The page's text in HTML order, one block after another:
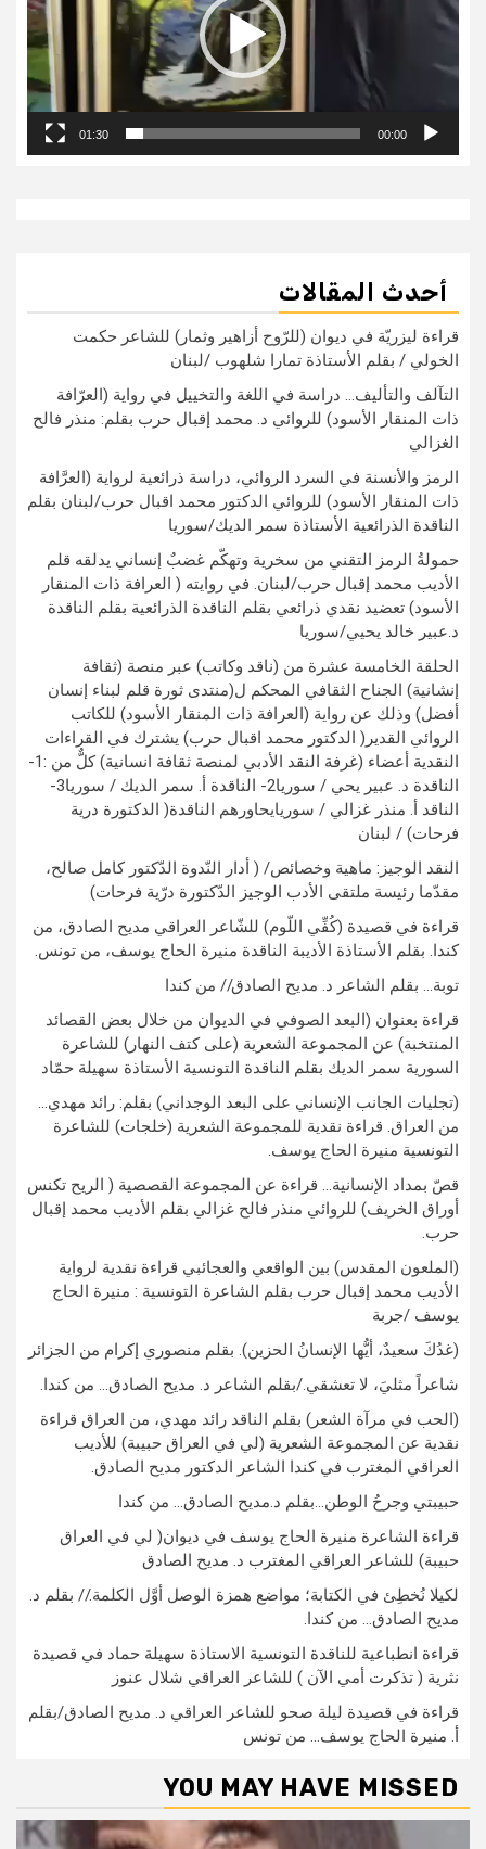
00:00
01:30
أحدث المقالات
قراءة ليزريّة في ديوان (للرّوح أزاهير وثمار) للشاعر حكمت
الخولي / بقلم الأستاذة تمارا شلهوب /لبنان
التآلف والتأليف… دراسة في اللغة والتخييل في رواية (العرّافة
ذات المنقار الأسود) للروائي د. محمد إقبال حرب بقلم: منذر فالح
الغزالي
الرمز والأنسنة في السرد الروائي، دراسة ذرائعية لرواية (العرَّافة
ذات المنقار الأسود) للروائي الدكتور محمد اقبال حرب/لبنان بقلم
الناقدة الذرائعية الأستاذة سمر الديك/سوريا
حمولةُ الرمز التقني من سخرية وتهكّم غضبٌ إنساني يدلقه قلم
الأديب محمد إقبال حرب/لبنان. في روايته ( العرافة ذات المنقار
الأسود) تعضيد نقدي ذرائعي بقلم الناقدة الذرائعية بقلم الناقدة
د.عبير خالد يحيي/سوريا
الحلقة الخامسة عشرة من (ناقد وكاتب) عبر منصة (ثقافة
إنشانية) الجناح الثقافي المحكم ل(منتدى ثورة قلم لبناء إنسان
أفضل) وذلك عن رواية (العرافة ذات المنقار الأسود) للكاتب
الروائي القدير( الدكتور محمد اقبال حرب) يشترك في القراءات
النقدية أعضاء (غرفة النقد الأدبي لمنصة ثقافة انسانية) كلٌّ من :1-
الناقدة د. عبير يحي / سوريا2- الناقدة أ. سمر الديك / سوريا3-
الناقد أ. منذر غزالي / سوريايحاورهم الناقدة( الدكتورة درية
فرحات) / لبنان
النقد الوجيز: ماهية وخصائص/ ( أدار النّدوة الدّكتور كامل صالح،
مقدّما رئيسة ملتقى الأدب الوجيز الدّكتورة درّية فرحات)
قراءة في قصيدة (كُفِّي اللّوم) للشّاعر العراقي مديح الصادق، من
كندا. بقلم الأستاذة الأديبة الناقدة منيرة الحاج يوسف، من تونس.
توبة… بقلم الشاعر د. مديح الصادق// من كندا
قراءة بعنوان (البعد الصوفي في الديوان من خلال بعض القصائد
المنتخبة) عن المجموعة الشعرية (على كتف النهار) للشاعرة
السورية سمر الديك بقلم الناقدة التونسية الأستاذة سهيلة حمّاد
(تجليات الجانب الإنساني على البعد الوجداني) بقلم: رائد مهدي…
من العراق. قراءة نقدية للمجموعة الشعرية (خلجات) للشاعرة
التونسية منيرة الحاج يوسف.
قصّ بمداد الإنسانية… قراءة عن المجموعة القصصية ( الريح تكنس
أوراق الخريف) للروائي منذر فالح غزالي بقلم الأديب محمد إقبال
حرب.
(الملعون المقدس) بين الواقعي والعجائبي قراءة نقدية لرواية
الأديب محمد إقبال حرب بقلم الشاعرة التونسية : منيرة الحاج
يوسف /جربة
(غدُكَ سعيدٌ، أيُّها الإنسانُ الحزين). بقلم منصوري إكرام من الجزائر
شاعراً مثليَ، لا تعشقي./بقلم الشاعر د. مديح الصادق… من كندا.
(الحب في مرآة الشعر) بقلم الناقد رائد مهدي، من العراق قراءة
نقدية عن المجموعة الشعرية (لي في العراق حبيبة) للأديب
العراقي المغترب في كندا الشاعر الدكتور مديح الصادق.
حبيبتي وجرحُ الوطن…بقلم د.مديح الصادق… من كندا
قراءة الشاعرة منيرة الحاج يوسف في ديوان( لي في العراق
حبيبة) للشاعر العراقي المغترب د. مديح الصادق
لكيلا نُخطِئ في الكتابة؛ مواضع همزة الوصل أوَّل الكلمة.// بقلم د.
مديح الصادق… من كندا.
قراءة انطباعية للناقدة التونسية الاستاذة سهيلة حماد في قصيدة
نثرية ( تذكرت أمي الآن ) للشاعر العراقي شلال عنوز
قراءة في قصيدة ليلة صحو للشاعر العراقي د. مديح الصادق/بقلم
أ. منيرة الحاج يوسف… من تونس
YOU MAY HAVE MISSED